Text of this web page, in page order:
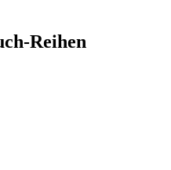
Reihen